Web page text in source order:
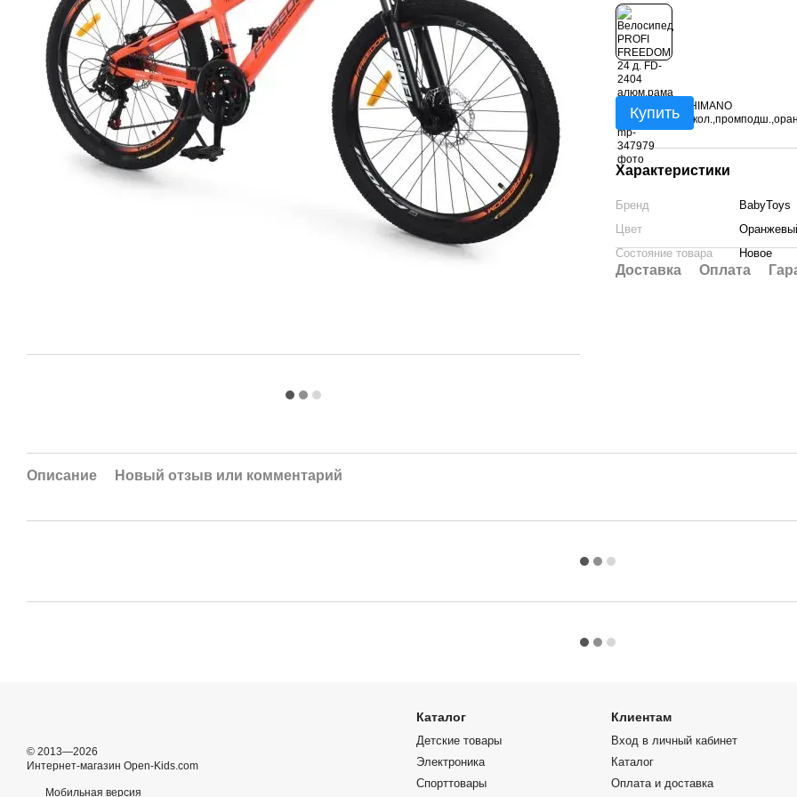
Купить
Характеристики
Бренд
BabyToys
Цвет
Состояние товара
Новое
Доставка Оплата
Описание Новый отзыв или комментарий
© 2013—2026
Интернет-магазин Open-Kids.com
Мобильная версия
Каталог
Детские товары
Электроника
Спорттовары
Клиентам
Вход в личный кабинет
Каталог
Оплата и доставка